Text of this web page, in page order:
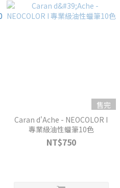
售完
Caran d'Ache - NEOCOLOR I
專業級油性蠟筆10色
NT$750